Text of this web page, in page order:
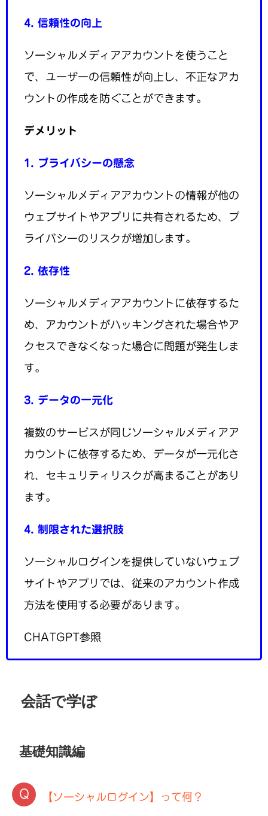
4. 信頼性の向上
ソーシャルメディアアカウントを使うこと
で、ユーザーの信頼性が向上し、不正なアカ
ウントの作成を防ぐことができます。
デメリット
1. プライバシーの懸念
ソーシャルメディアアカウントの情報が他の
ウェブサイトやアプリに共有されるため、プ
ライバシーのリスクが増加します。
2. 依存性
ソーシャルメディアアカウントに依存するた
め、アカウントがハッキングされた場合やア
クセスできなくなった場合に問題が発生しま
す。
3. データの一元化
複数のサービスが同じソーシャルメディアア
カウントに依存するため、データが一元化さ
れ、セキュリティリスクが高まることがあり
ます。
4. 制限された選択肢
ソーシャルログインを提供していないウェブ
サイトやアプリでは、従来のアカウント作成
方法を使用する必要があります。
CHATGPT参照
会話で学ぼ
基礎知識編
【ソーシャルログイン】って何？